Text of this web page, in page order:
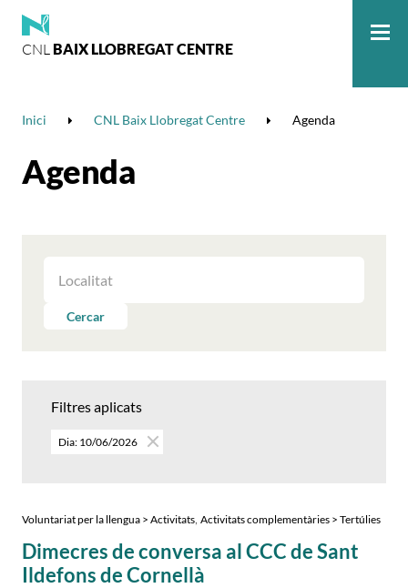
CNL BAIX LLOBREGAT CENTRE
Inici CNL Baix Llobregat Centre Agenda
Agenda
LES
PERCercar
Filtres aplicats
Dia: 10/06/2026
Voluntariat per la llengua > Activitats Activitats complementàries > Tertúlies
Dimecres de conversa al CCC de Sant
Ildefons de Cornellà